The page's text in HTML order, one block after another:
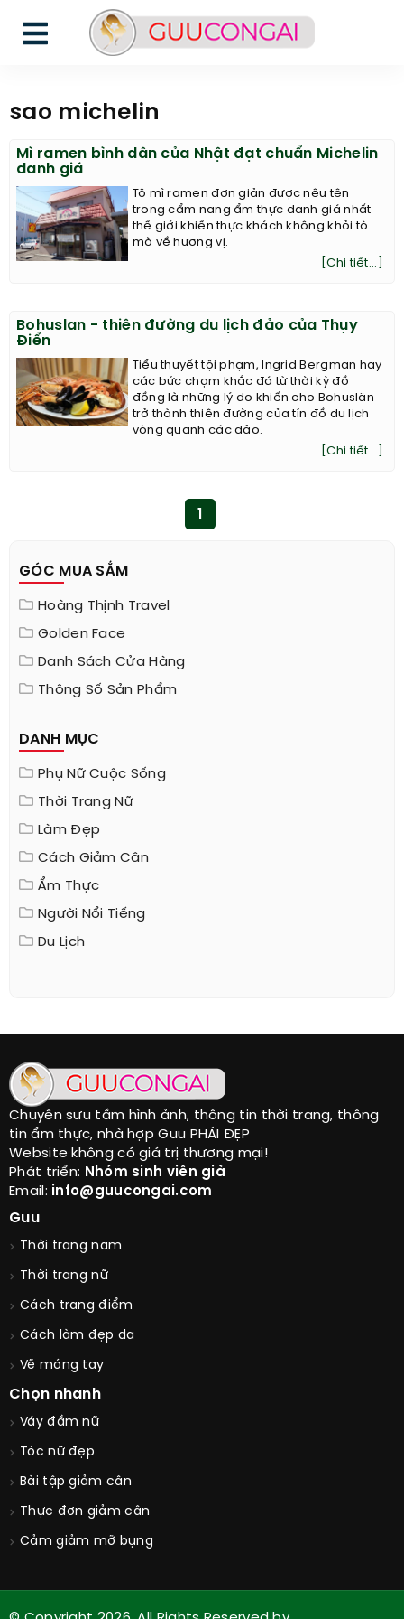
sao michelin
Mì ramen bình dân của Nhật đạt chuẩn Michelin
danh giá
Tô mì ramen đơn giản được nêu tên
trong cẩm nang ẩm thực danh giá nhất
thế giới khiến thực khách không khỏi tò
mò về hương vị.
[Chi tiết...]
Bohuslan - thiên đường du lịch đảo của Thụy
Điển
Tiểu thuyết tội phạm, Ingrid Bergman hay
các bức chạm khắc đá từ thời kỳ đồ
đồng là những lý do khiến cho Bohuslän
trở thành thiên đường của tín đồ du lịch
vòng quanh các đảo.
[Chi tiết...]
GÓC MUA SẮM
Hoàng Thịnh Travel
Golden Face
Danh Sách Cửa Hàng
Thông Số Sản Phẩm
DANH MỤC
Phụ Nữ Cuộc Sống
Thời Trang Nữ
Làm Đẹp
Cách Giảm Cân
Ẩm Thực
Người Nổi Tiếng
Du Lịch
Chuyên sưu tầm hình ảnh, thông tin thời trang, thông
tin ẩm thực, nhà hợp Guu PHÁI ĐẸP
Website không có giá trị thương mại!
Phát triển: Nhóm sinh viên già
Email: info@guucongai.com
Guu
Thời trang nam
Thời trang nữ
Cách trang điểm
Cách làm đẹp da
Vẽ móng tay
Chọn nhanh
Váy đầm nữ
Tóc nữ đẹp
Bài tập giảm cân
Thực đơn giảm cân
Cảm giảm mỡ bụng